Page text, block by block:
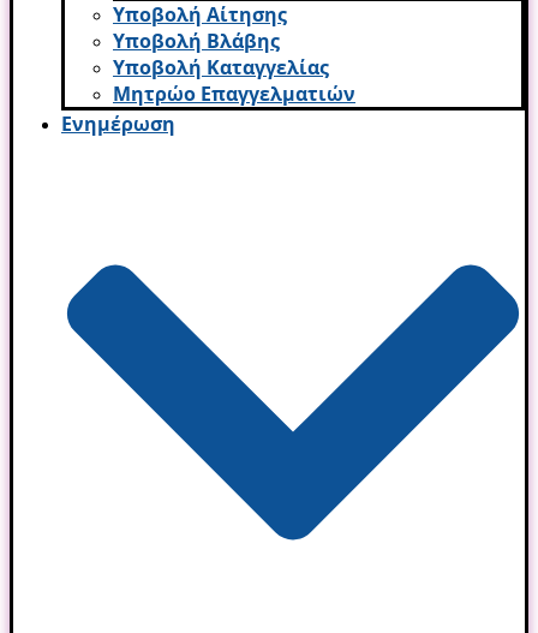
Υποβολή Αίτησης
Υποβολή Βλάβης
Υποβολή Καταγγελίας
Μητρώο Επαγγελματιών
Ενημέρωση